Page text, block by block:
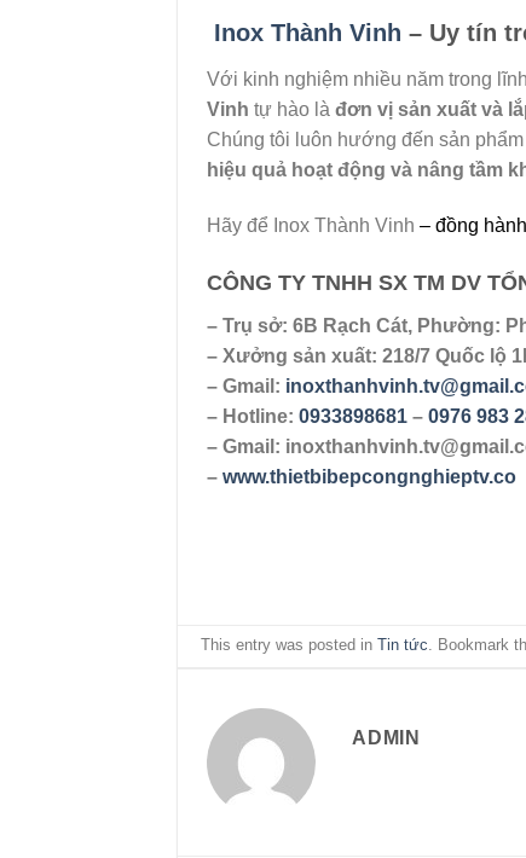
Inox Thành Vinh – Uy tín
Với kinh nghiệm nhiều năm trong
Vinh tự hào là đơn vị sản xuất và
Chúng tôi luôn hướng đến sản phẩm
hiệu quả hoạt động và nâng tầm
Hãy để Inox Thành Vinh – đồng
CÔNG TY TNHH SX TM DV
– Trụ sở: 6B Rạch Cát, Phường:
– Xưởng sản xuất: 218/7 Quốc lộ
– Gmail:
– Hotline: 0933898681 – 0976 983
– Gmail:
– www.thietbibepcongnghieptv.co
This entry was posted inTin tức. Bookmark
ADMIN